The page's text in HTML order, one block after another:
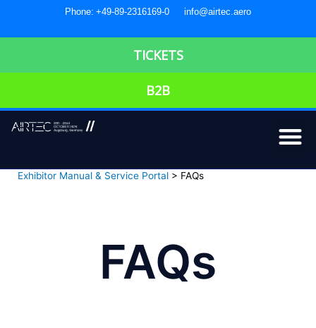
Phone: +49-89-2316169-0 info@airtec.aero
TICKETS
B2B
Exhibitor Manual & Service Portal > FAQs
FAQs